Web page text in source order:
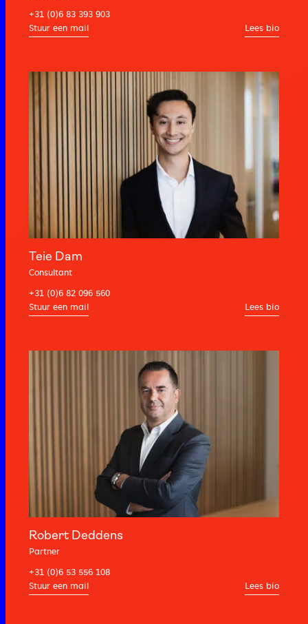
+31 (0)6 83 393 903
Lees bio
Teie Dam
Consultant
+31 (0)6 82 096 560
Lees bio
Robert Deddens
Partner
+31 (0)6 53 556 108
Lees bio